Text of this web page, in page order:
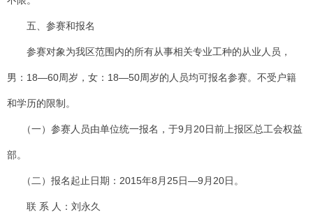
五、参赛和报名
参赛对象为我区范围内的所有从事相关专业工种的从业人员，
男： 18—60周岁，女： 18—50周岁的人员均可报名参赛。不受户籍
和学历的限制。
（一）参赛人员由单位统一报名，于9月20日前上报区总工会权益
部。
（二）报名起止日期： 2015年8月25日—9月20日。
联 系 人：刘永久